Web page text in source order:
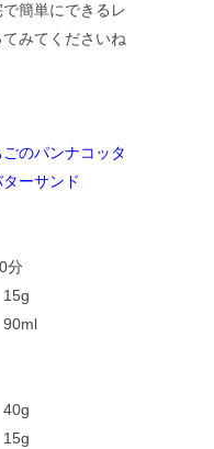
簡単にできるレ
みてくださいね
のパンナコッタ
ーサンド
分